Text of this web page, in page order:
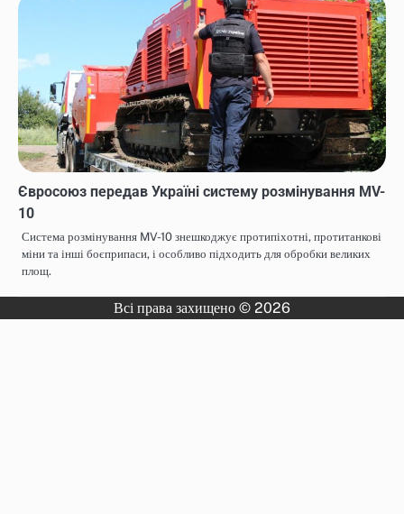
Євросоюз передав Україні систему розмінування MV-
10
Система розмінування MV-10 знешкоджує протипіхотні, протитанкові
міни та інші боєприпаси, і особливо підходить для обробки великих
площ.
Всі права захищено © 2026